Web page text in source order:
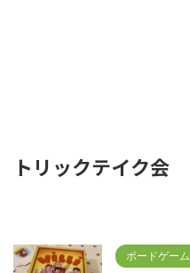
トリックテイク会
ボードゲーム